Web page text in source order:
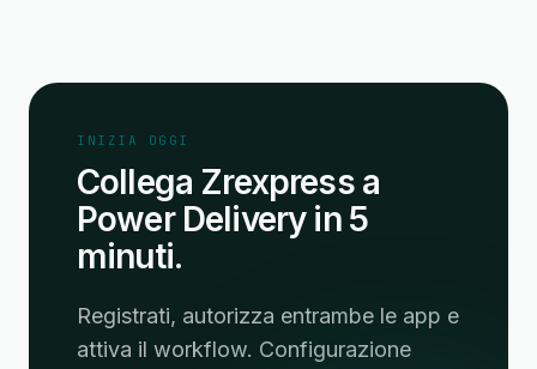
INIZIA OGGI
Collega Zrexpress a
Power Delivery in 5
minuti.
Registrati, autorizza entrambe le app e
attiva il workflow. Configurazione